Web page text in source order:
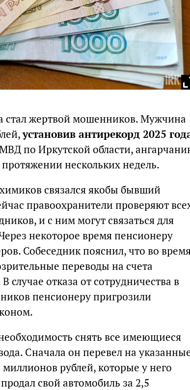
стал жертвой мошенников. Мужчина
установив антирекорд 2025
по Иркутской области,
нескольких недель.
связался якобы бывший
правоохранители проверяют
и с ним могут связаться для
некоторое время пенсионеру
Собеседник пояснил, что во
переводы на счета
отказа от сотрудничества в
пенсионеру пригрозили
снять все имеющиеся
Сначала он перевел на
рублей, которые у него
свой автомобиль за 2,5